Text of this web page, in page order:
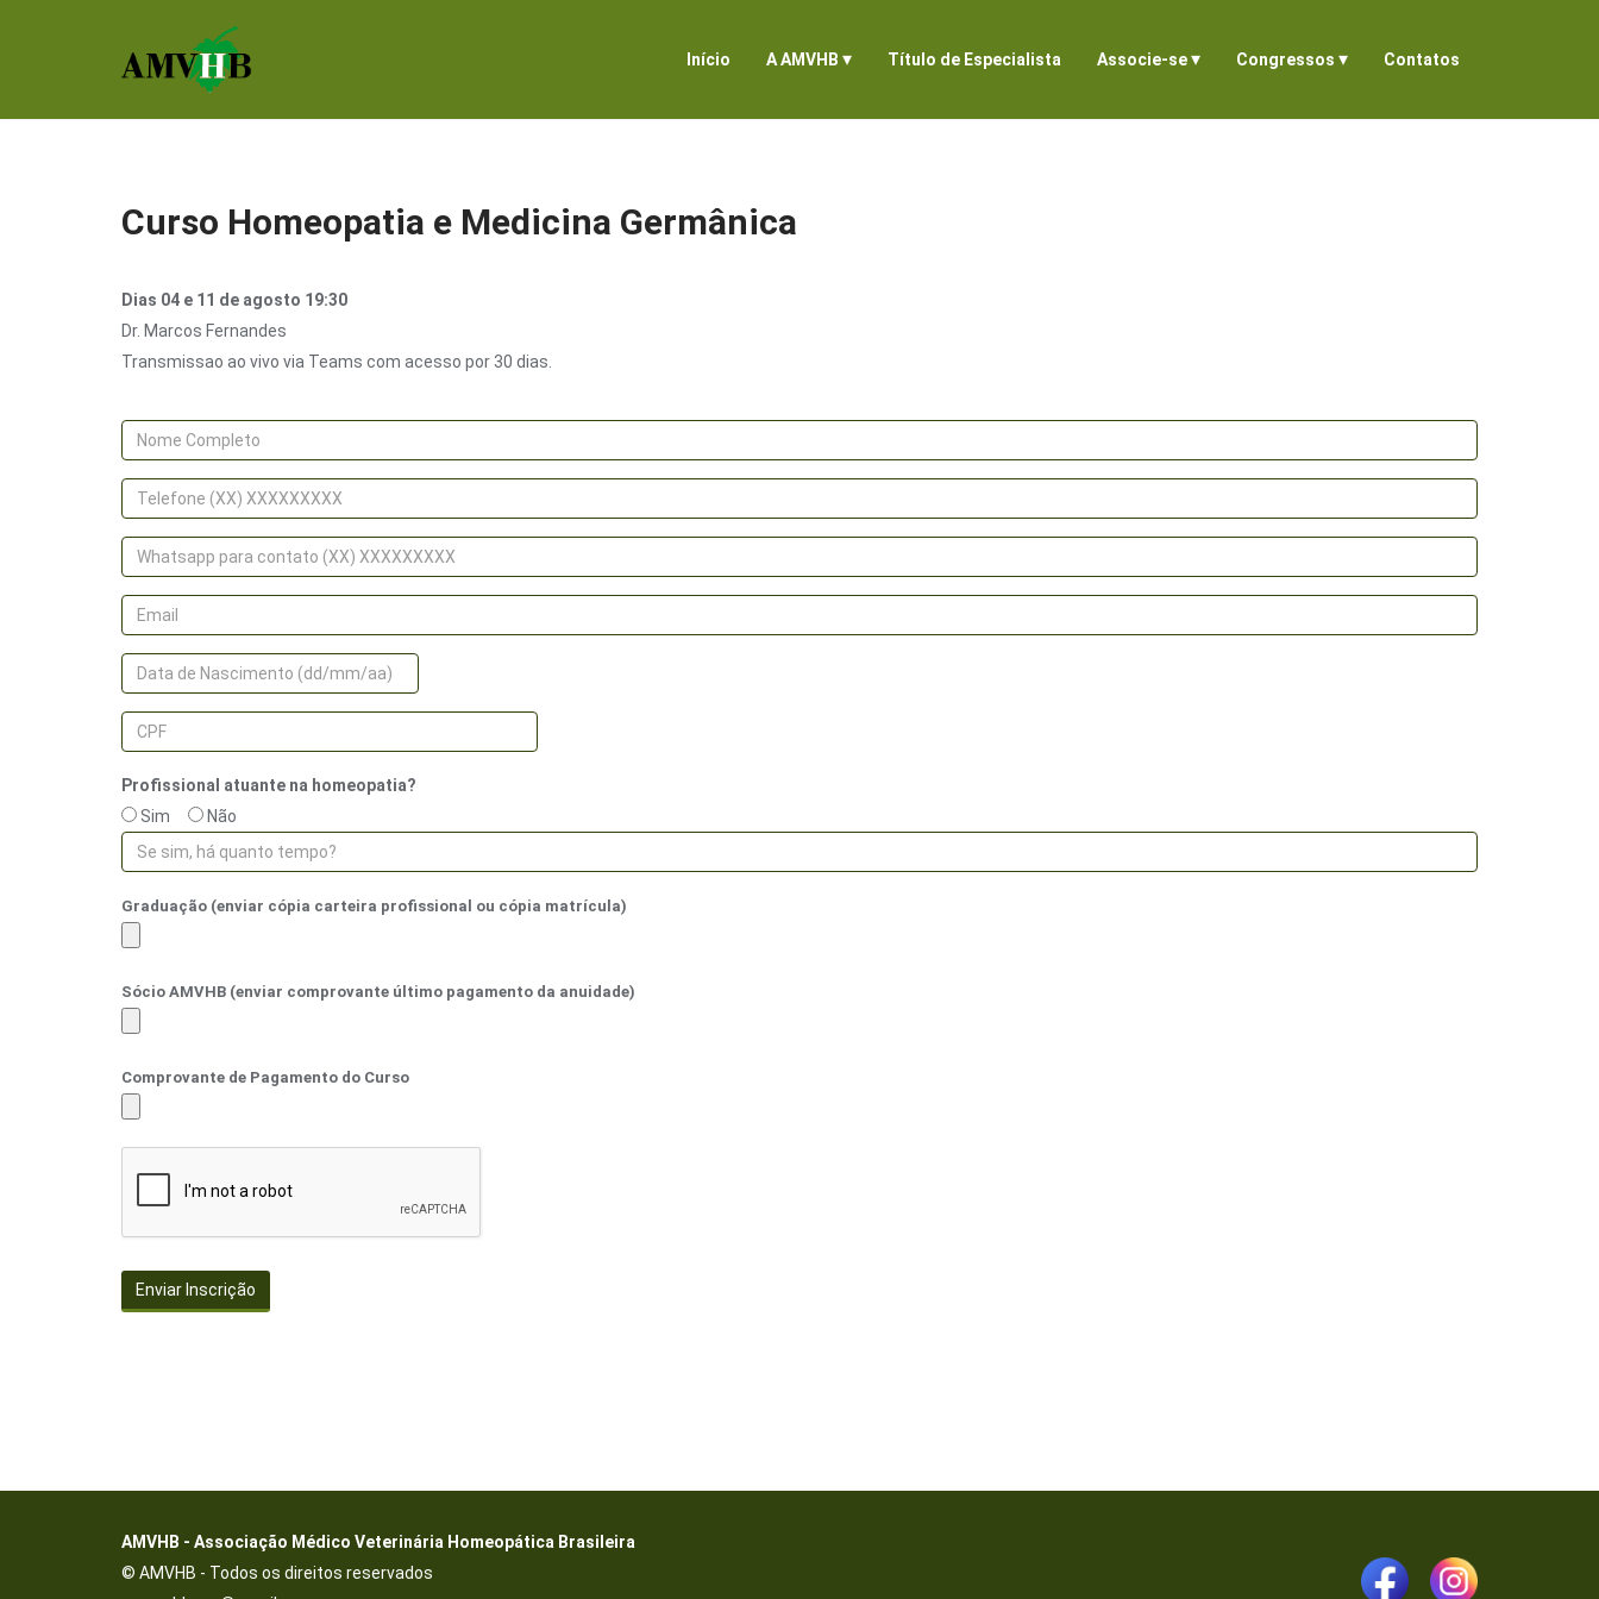
Início A AMVHB ▾ Título de Especialista Associe-se▾ Congressos ▾ Contatos
Curso Homeopatia e Medicina Germânica
Dias 04 e 11 de agosto 19:30
Dr. Marcos Fernandes
Transmissao ao vivo via Teams com acesso por 30 dias.
Profissional atuante na homeopatia?
Sim
Não
Graduação (enviar cópia carteira profissional ou cópia matrícula)
Sócio AMVHB (enviar comprovante último pagamento da anuidade)
Comprovante de Pagamento do Curso
Enviar Inscrição
AMVHB - Associação Médico Veterinária Homeopática Brasileira
© AMVHB - Todos os direitos reservados